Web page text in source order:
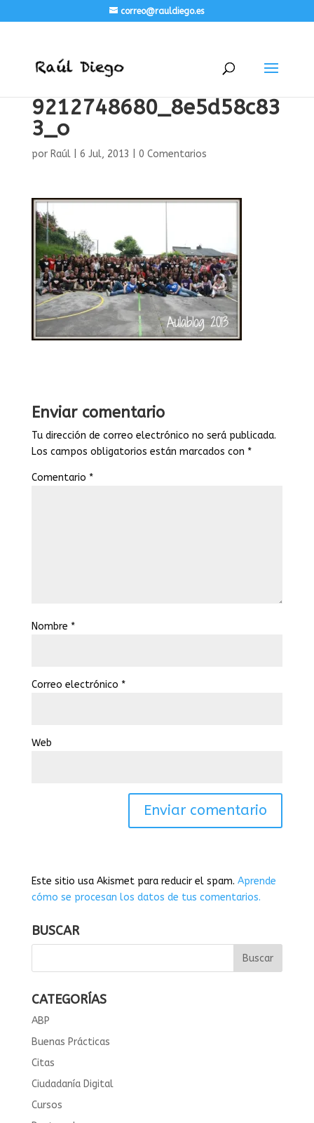
correo@rauldiego.es
9212748680_8e5d58c83
3_o
por Raúl| 6 Jul, 2013 0 Comentarios
Enviar comentario
Tu dirección de correo electrónico no será publicada.
Los campos obligatorios están marcados con *
Comentario *
Nombre *
Correo electrónico *
Web
Este sitio usa Akismet para reducir el spam. Aprende
cómo se procesan los datos de tus comentarios.
BUSCAR
CATEGORÍAS
ABP
Buenas Prácticas
Citas
Ciudadanía Digital
Cursos